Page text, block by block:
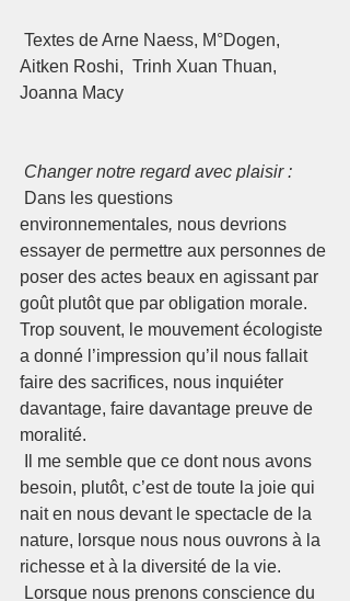
Aitken Roshi,  Trinh Xuan Thuan,
Joanna Macy
Changer notre regard avec plaisir :
environnementales, nous devrions
essayer de permettre aux personnes de
poser des actes beaux en agissant par
goût plutôt que par obligation morale.
Trop souvent, le mouvement écologiste
a donné l’impression qu’il nous fallait
faire des sacrifices, nous inquiéter
davantage, faire davantage preuve de
moralité.
besoin, plutôt, c’est de toute la joie qui
nait en nous devant le spectacle de la
nature, lorsque nous nous ouvrons à la
richesse et à la diversité de la vie.